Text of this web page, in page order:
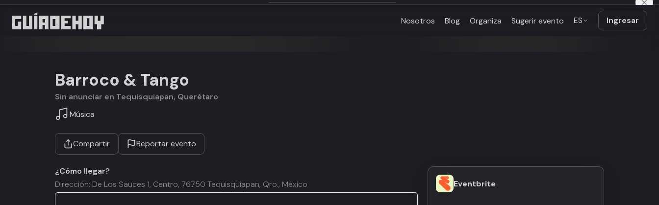
Nosotros Blog Organiza Sugerir evento ES Ingresar
Barroco & Tango
Sin anunciar en Tequisquiapan, Querétaro
Música
Compartir Reportar evento
Eventbrite
¿Cómo llegar?
Dirección: De Los Sauces 1, Centro, 76750 Tequisquiapan, Qro., México